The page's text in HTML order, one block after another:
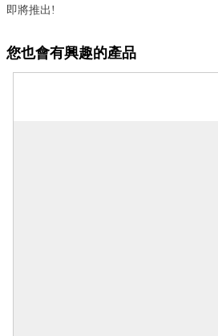
即將推出!
您也會有興趣的產品